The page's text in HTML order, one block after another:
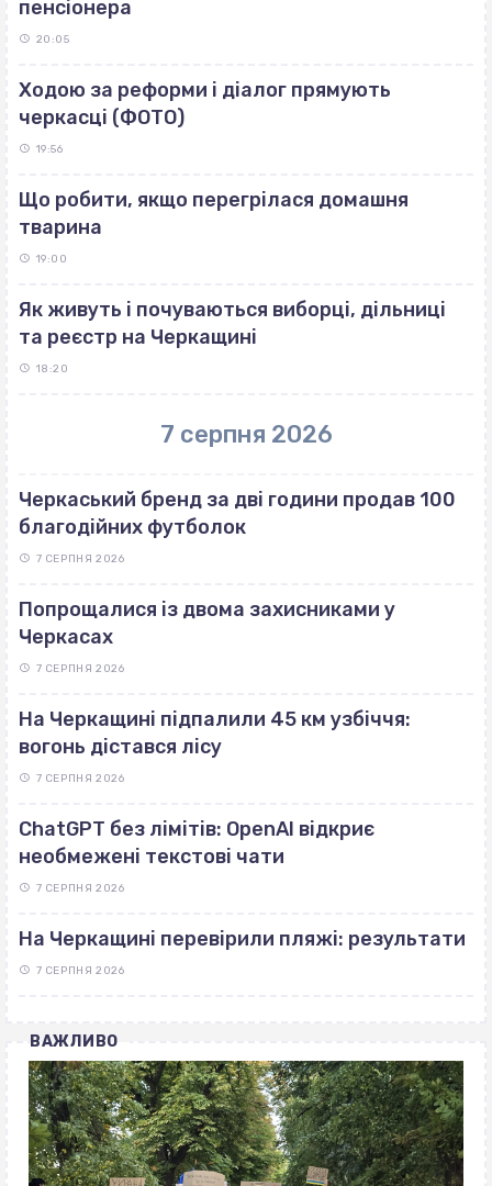
пенсіонера
20:05
Ходою за реформи і діалог прямують
черкасці (ФОТО)
19:56
Що робити, якщо перегрілася домашня
тварина
19:00
Як живуть і почуваються виборці, дільниці
та реєстр на Черкащині
18:20
7 серпня 2026
Черкаський бренд за дві години продав 100
благодійних футболок
7 СЕРПНЯ 2026
Попрощалися із двома захисниками у
Черкасах
7 СЕРПНЯ 2026
На Черкащині підпалили 45 км узбіччя:
вогонь дістався лісу
7 СЕРПНЯ 2026
ChatGPT без лімітів: OpenAI відкриє
необмежені текстові чати
7 СЕРПНЯ 2026
На Черкащині перевірили пляжі: результати
7 СЕРПНЯ 2026
ВАЖЛИВО